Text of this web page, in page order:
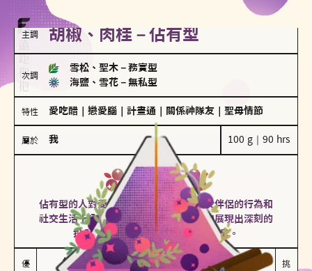
主調 胡椒、肉桂－佔有型
次調
雪松、聖木 － 務實型
海鹽、雪花 － 無私型
特性 愛吃醋 戀愛腦 計畫通 關係神隊友 聖母情節
屬於 我 100 g｜90 hrs
佔有型
胡椒、肉桂
佔有型的人對愛情有強烈的保護欲，對於伴侶的行為和
社交生活十分敏感、容易吃醋。在關係中展現出深刻的
投入和激情，但也可能讓人感到窒息。
優
能建立緊密關係
嫉妒心較強
挑